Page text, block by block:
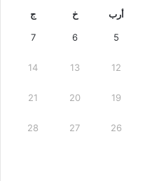
أرب خ ج
5
6
7
12
13
14
19
20
21
26
27
28